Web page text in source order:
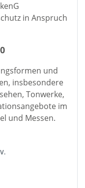
in Anspruch
und
insbesondere
Tonwerke,
im
und Messen.